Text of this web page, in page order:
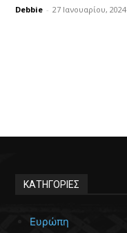
Debbie - 27 Ιανουαρίου, 2024
ΚΑΤΗΓΟΡΙΕΣ
Ευρώπη